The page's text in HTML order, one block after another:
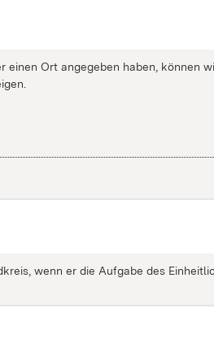
einen Ort angegeben haben, können
wenn er die Aufgabe des